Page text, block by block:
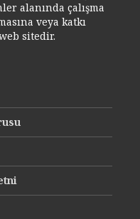
alanında çalışma
veya katkı
sitedir.